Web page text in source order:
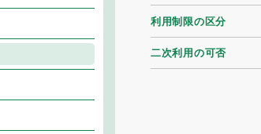
利用制限の区分
二次利用の可否